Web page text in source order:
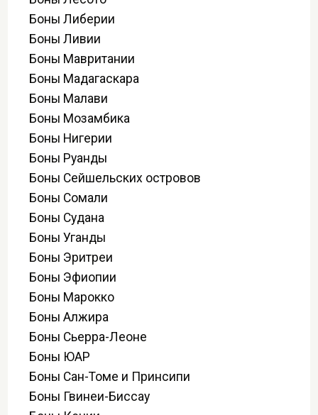
Боны Либерии
Боны Ливии
Боны Мавритании
Боны Мадагаскара
Боны Малави
Боны Мозамбика
Боны Нигерии
Боны Руанды
Боны Сейшельских островов
Боны Сомали
Боны Судана
Боны Уганды
Боны Эритреи
Боны Эфиопии
Боны Марокко
Боны Алжира
Боны Сьерра-Леоне
Боны ЮАР
Боны Сан-Томе и Принсипи
Боны Гвинеи-Биссау